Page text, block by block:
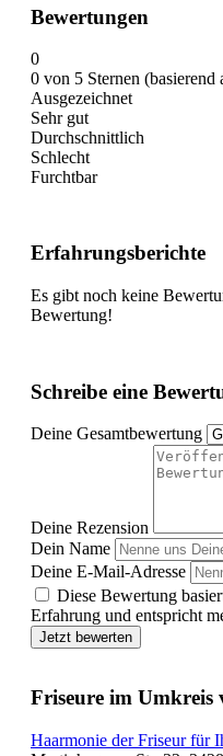
Bewertungen
0
0 von 5 Sternen
Ausgezeichnet
Sehr gut
Durchschnittlich
Schlecht
Furchtbar
Erfahrungsberichte
Es gibt noch keine
Bewertung!
Schreibe eine
Deine Gesamtbewertung
Deine Rezension
Dein Name
Deine E-Mail-Adresse
Diese Bewertung
Erfahrung und entspricht
Jetzt bewerten
Friseure im Umkreis
Haarmonie der Friseur für